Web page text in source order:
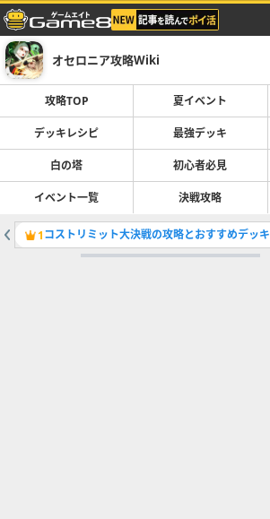
オセロニア攻略Wiki
攻略TOP 夏イベント
デッキレシピ 最強デッキ
白の塔 初心者必見
イベント一覧 決戦攻略
1コストリミット大決戦の攻略とおすすめデッキ